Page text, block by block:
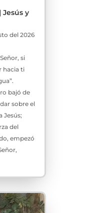
Jesús y
del 2026
si
hacia ti
bajó de
sobre el
Jesús;
del
empezó